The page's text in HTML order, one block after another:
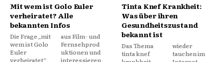
Mit wem ist Golo Euler
verheiratet? Alle
bekannten Infos
Die Frage „mit
wem ist Golo
Euler
verheiratet“
aus Film- und
Fernsehprod
uktionen und
interessieren
Tinta Knef Krankheit:
Was über ihren
Gesundheitszustand
bekannt ist
Das Thema
tinta knef
wieder
tauchen im